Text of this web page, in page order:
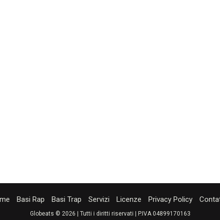
Basi Rap Basi Trap Servizi Licenze Privacy Policy
Globeats © 2026 | Tutti i diritti riservati | P.IVA 04899170163